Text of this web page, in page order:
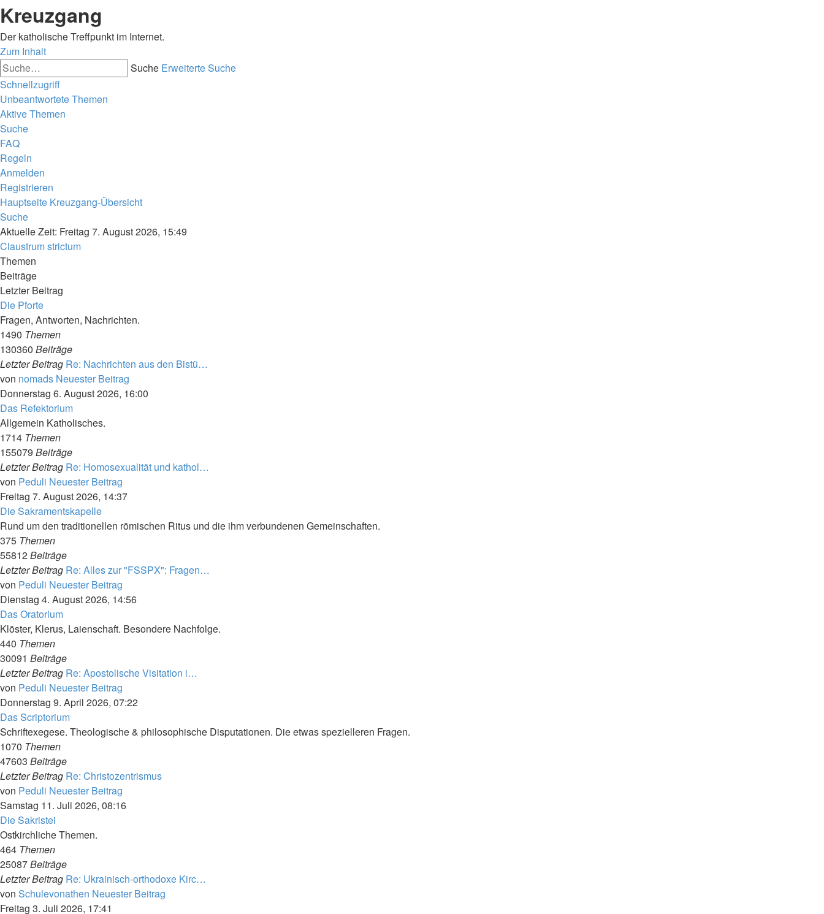
Kreuzgang
Der katholische Treffpunkt im Internet.
Zum Inhalt
Suche Erweiterte Suche
Schnellzugriff
Unbeantwortete Themen
Aktive Themen
Suche
FAQ
Regeln
Anmelden
Registrieren
Hauptseite Kreuzgang-Übersicht
Suche
Aktuelle Zeit: Freitag 7. August 2026, 15:49
Claustrum strictum
Themen
Beiträge
Letzter Beitrag
Die Pforte
Fragen, Antworten, Nachrichten.
1490 Themen
130360 Beiträge
Letzter Beitrag Re: Nachrichten aus den Bistü…
von nomads Neuester Beitrag
Donnerstag 6. August 2026, 16:00
Das Refektorium
Allgemein Katholisches.
1714 Themen
155079 Beiträge
Letzter Beitrag Re: Homosexualität und kathol…
von Peduli Neuester Beitrag
Freitag 7. August 2026, 14:37
Die Sakramentskapelle
Rund um den traditionellen römischen Ritus und die ihm verbundenen Gemeinschaften.
375 Themen
55812Beiträge
Letzter Beitrag Re: Alles zur "FSSPX": Fragen…
von Peduli Neuester Beitrag
Dienstag 4. August 2026, 14:56
Das Oratorium
Klöster, Klerus, Laienschaft. Besondere Nachfolge.
440 Themen
30091 Beiträge
Letzter Beitrag Re: Apostolische Visitation i…
von Peduli Neuester Beitrag
Donnerstag 9. April 2026, 07:22
Das Scriptorium
Schriftexegese. Theologische & philosophische Disputationen. Die etwas spezielleren Fragen.
1070 Themen
47603 Beiträge
Letzter Beitrag Re: Christozentrismus
von Peduli Neuester Beitrag
Samstag 11. Juli 2026, 08:16
Die Sakristei
Ostkirchliche Themen.
464 Themen
25087Beiträge
Letzter Beitrag Re: Ukrainisch-orthodoxe Kirc…
von Schulevonathen Neuester Beitrag
Freitag 3. Juli 2026, 17:41